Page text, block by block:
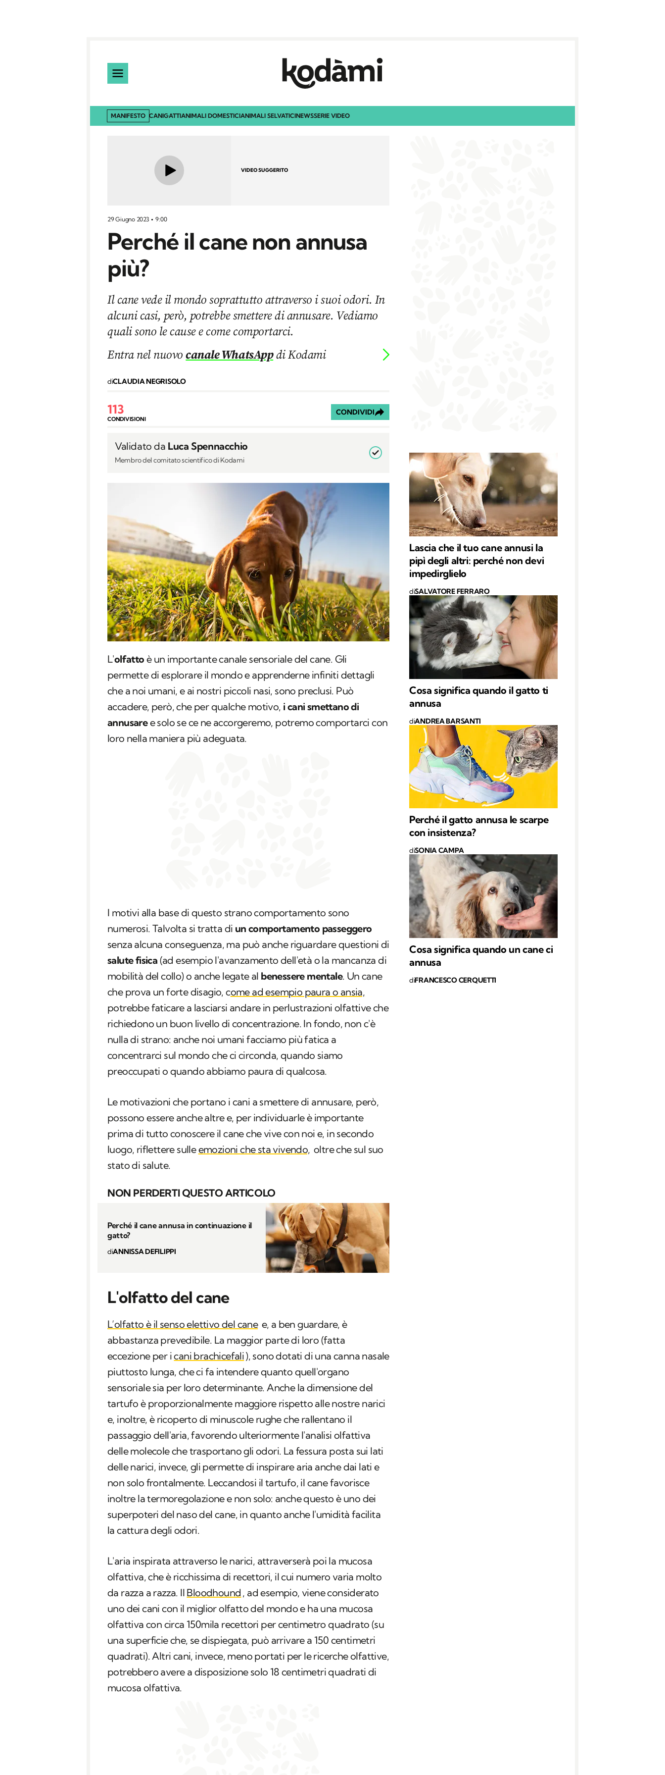
MANIFESTO CANIGATTIANIMALI DOMESTICIANIMALI SELVATICINEWSSERIE VIDEO
VIDEO SUGGERITO
29 Giugno 2023 9:00
Perché il cane non annusa
più?
Il cane vede il mondo soprattutto attraverso i suoi odori. In
alcuni casi, però, potrebbe smettere di annusare. Vediamo
quali sono le cause e come comportarci.
Entra nel nuovocanale WhatsAppdi Kodami
diCLAUDIA NEGRISOLO
113
CONDIVISIONI
CONDIVIDI
Validato da Luca Spennacchio
Membro del comitato scientifico di Kodami
L'olfatto è un importante canale sensoriale del cane. Gli
permette di esplorare il mondo e apprenderne infiniti dettagli
che a noi umani, e ai nostri piccoli nasi, sono preclusi. Può
accadere, però, che per qualche motivo, i cani smettano di
annusaree solo se ce ne accorgeremo, potremo comportarci con
loro nella maniera più adeguata.
I motivi alla base di questo strano comportamento sono
numerosi. Talvolta si tratta di un comportamento passeggero
senza alcuna conseguenza, ma può anche riguardare questioni di
salute fisica (ad esempio l'avanzamento dell'età o la mancanza di
mobilità del collo) o anche legate al benessere mentale. Un cane
che prova un forte disagio, come ad esempio paura o ansia,
potrebbe faticare a lasciarsi andare in perlustrazioni olfattive che
richiedono un buon livello di concentrazione. In fondo, non c'è
nulla di strano: anche noi umani facciamo più fatica a
concentrarci sul mondo che ci circonda, quando siamo
preoccupati o quando abbiamo paura di qualcosa.
Le motivazioni che portano i cani a smettere di annusare, però,
possono essere anche altre e, per individuarle è importante
prima di tutto conoscere il cane che vive con noi e, in secondo
luogo, riflettere sulleemozioni che sta vivendo, oltre che sul suo
stato di salute.
NON PERDERTI QUESTO ARTICOLO
Perché il cane annusa in continuazione il
gatto?
diANNISSA DEFILIPPI
L'olfatto del cane
L’olfatto è il senso elettivo del cane e, a ben guardare, è
abbastanza prevedibile. La maggior parte di loro (fatta
eccezione per icani brachicefali), sono dotati di una canna nasale
piuttosto lunga, che ci fa intendere quanto quell'organo
sensoriale sia per loro determinante. Anche la dimensione del
tartufo è proporzionalmente maggiore rispetto alle nostre narici
e, inoltre, è ricoperto di minuscole rughe che rallentano il
passaggio dell'aria, favorendo ulteriormente l'analisi olfattiva
delle molecole che trasportano gli odori. La fessura posta sui lati
delle narici, invece, gli permette di inspirare aria anche dai lati e
non solo frontalmente. Leccandosi il tartufo, il cane favorisce
inoltre la termoregolazione e non solo: anche questo è uno dei
superpoteri del naso del cane, in quanto anche l'umidità facilita
la cattura degli odori.
L'aria inspirata attraverso le narici, attraverserà poi la mucosa
olfattiva, che è ricchissima di recettori, il cui numero varia molto
da razza a razza. Il Bloodhound , ad esempio, viene considerato
uno dei cani con il miglior olfatto del mondo e ha una mucosa
olfattiva con circa 150mila recettori per centimetro quadrato (su
una superficie che, se dispiegata, può arrivare a 150 centimetri
quadrati). Altri cani, invece, meno portati per le ricerche olfattive,
potrebbero avere a disposizione solo 18 centimetri quadrati di
mucosa olfattiva.
Lascia che il tuo cane annusi la
pipì degli altri: perché non devi
impedirglielo
diSALVATORE FERRARO
Cosa significa quando il gatto ti
annusa
diANDREA BARSANTI
Perché il gatto annusa le scarpe
con insistenza?
diSONIA CAMPA
Cosa significa quando un cane ci
annusa
diFRANCESCO CERQUETTI